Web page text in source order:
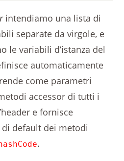
intendiamo una lista di
separate da virgole, e
le variabili d’istanza del
automaticamente
come parametri
accessor di tutti i
e fornisce
di default dei metodi
hashCode.